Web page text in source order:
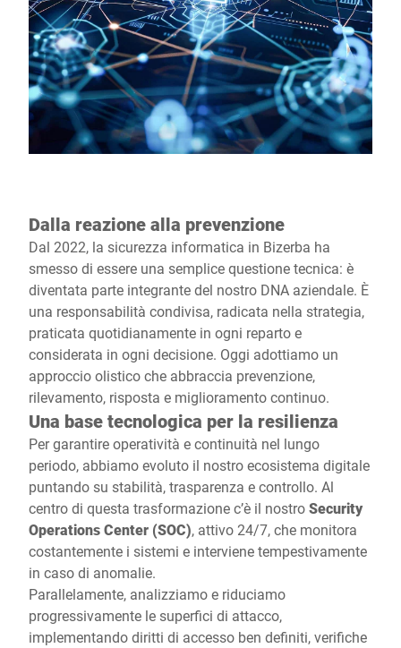
Dalla reazione alla prevenzione
Dal 2022, la sicurezza informatica in Bizerba ha
smesso di essere una semplice questione tecnica: è
diventata parte integrante del nostro DNA aziendale. È
una responsabilità condivisa, radicata nella strategia,
praticata quotidianamente in ogni reparto e
considerata in ogni decisione. Oggi adottiamo un
approccio olistico che abbraccia prevenzione,
rilevamento, risposta e miglioramento continuo.
Una base tecnologica per la resilienza
Per garantire operatività e continuità nel lungo
periodo, abbiamo evoluto il nostro ecosistema digitale
puntando su stabilità, trasparenza e controllo. Al
centro di questa trasformazione c’è il nostroSecurity
Operations Center (SOC), attivo 24/7, che monitora
costantemente i sistemi e interviene tempestivamente
in caso di anomalie.
Parallelamente, analizziamo e riduciamo
progressivamente le superfici di attacco,
implementando diritti di accesso ben definiti, verifiche